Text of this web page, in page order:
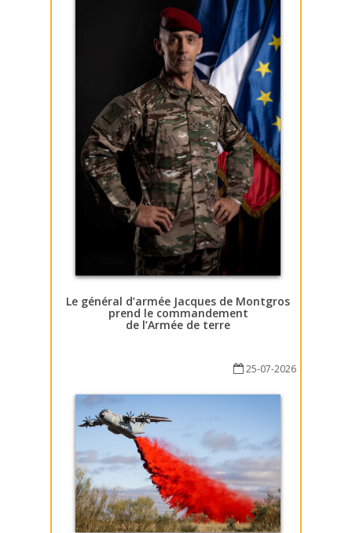
Le général d’armée Jacques de Montgros
prend le commandement
de l’Armée de terre
25-07-2026